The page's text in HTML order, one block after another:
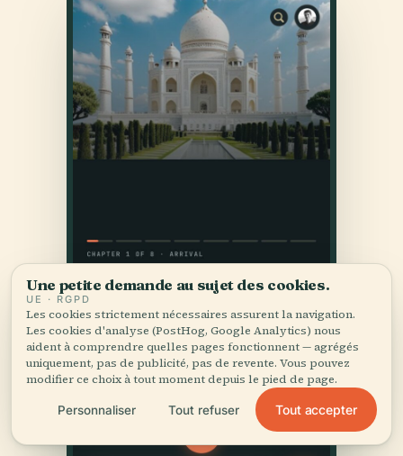
Une petite demande au sujet des cookies.
UE · RGPD
Les cookies strictement nécessaires assurent la navigation.
Les cookies d'analyse (PostHog, Google Analytics) nous
aident à comprendre quelles pages fonctionnent — agrégés
uniquement, pas de publicité, pas de revente. Vous pouvez
modifier ce choix à tout moment depuis le pied de page.
Personnaliser Tout refuser Tout accepter